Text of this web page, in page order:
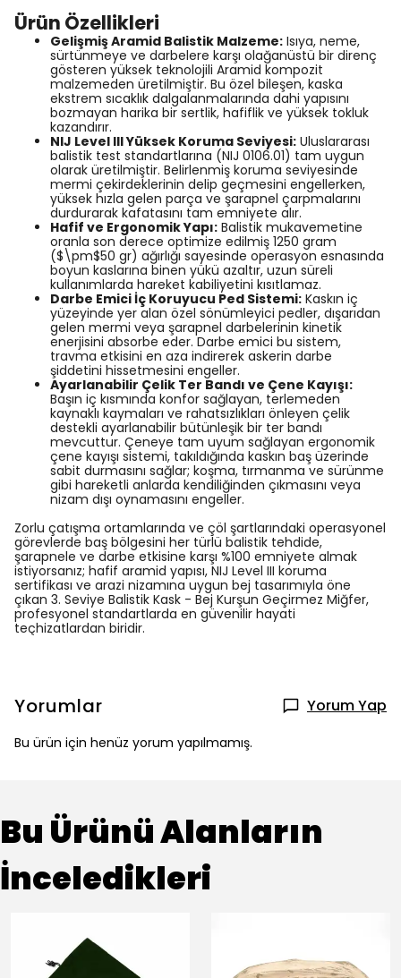
Ürün Özellikleri
Gelişmiş Aramid Balistik Malzeme: Isıya, neme,
sürtünmeye ve darbelere karşı olağanüstü bir direnç
gösteren yüksek teknolojili Aramid kompozit
malzemeden üretilmiştir. Bu özel bileşen, kaska
ekstrem sıcaklık dalgalanmalarında dahi yapısını
bozmayan harika bir sertlik, hafiflik ve yüksek tokluk
kazandırır.
NIJ Level III Yüksek Koruma Seviyesi: Uluslararası
balistik test standartlarına (NIJ 0106.01) tam uygun
olarak üretilmiştir. Belirlenmiş koruma seviyesinde
mermi çekirdeklerinin delip geçmesini engellerken,
yüksek hızla gelen parça ve şarapnel çarpmalarını
durdurarak kafatasını tam emniyete alır.
Hafif ve Ergonomik Yapı: Balistik mukavemetine
oranla son derece optimize edilmiş 1250 gram
($\pm$50 gr) ağırlığı sayesinde operasyon esnasında
boyun kaslarına binen yükü azaltır, uzun süreli
kullanımlarda hareket kabiliyetini kısıtlamaz.
Darbe Emici İç Koruyucu Ped Sistemi: Kaskın iç
yüzeyinde yer alan özel sönümleyici pedler, dışarıdan
gelen mermi veya şarapnel darbelerinin kinetik
enerjisini absorbe eder. Darbe emici bu sistem,
travma etkisini en aza indirerek askerin darbe
şiddetini hissetmesini engeller.
Ayarlanabilir Çelik Ter Bandı ve Çene Kayışı:
Başın iç kısmında konfor sağlayan, terlemeden
kaynaklı kaymaları ve rahatsızlıkları önleyen çelik
destekli ayarlanabilir bütünleşik bir ter bandı
mevcuttur. Çeneye tam uyum sağlayan ergonomik
çene kayışı sistemi, takıldığında kaskın baş üzerinde
sabit durmasını sağlar; koşma, tırmanma ve sürünme
gibi hareketli anlarda kendiliğinden çıkmasını veya
nizam dışı oynamasını engeller.
Zorlu çatışma ortamlarında ve çöl şartlarındaki operasyonel
görevlerde baş bölgesini her türlü balistik tehdide,
şarapnele ve darbe etkisine karşı %100 emniyete almak
istiyorsanız; hafif aramid yapısı, NIJ Level III koruma
sertifikası ve arazi nizamına uygun bej tasarımıyla öne
çıkan 3. Seviye Balistik Kask - Bej Kurşun Geçirmez Miğfer,
profesyonel standartlarda en güvenilir hayati
teçhizatlardan biridir.
Yorumlar Yorum Yap
Bu ürün için henüz yorum yapılmamış.
Bu Ürünü Alanların
İnceledikleri